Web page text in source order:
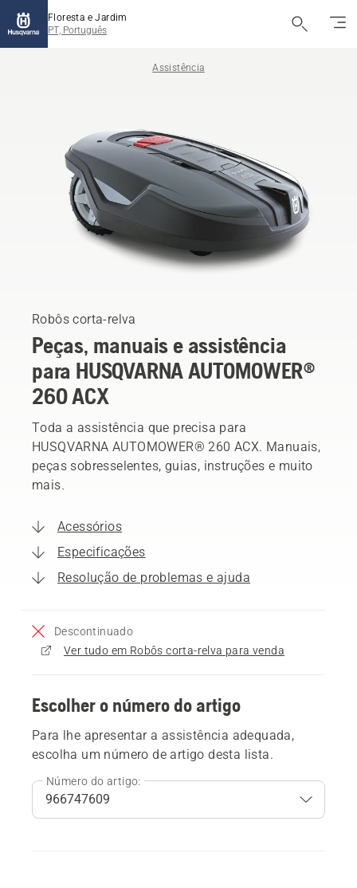
Floresta e Jardim
PT, Português
Assistência
Robôs corta-relva
Peças, manuais e assistência
para HUSQVARNA AUTOMOWER®
260 ACX
Toda a assistência que precisa para
HUSQVARNA AUTOMOWER® 260 ACX. Manuais,
peças sobresselentes, guias, instruções e muito
mais.
Acessórios
Especificações
Resolução de problemas e ajuda
Descontinuado
Ver tudo em Robôs corta-relva para venda
Escolher o número do artigo
Para lhe apresentar a assistência adequada,
escolha um número de artigo desta lista.
Número do artigo: